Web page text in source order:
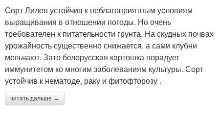
Сорт Лилея устойчив к неблагоприятным условиям
выращивания в отношении погоды. Но очень
требователен к питательности грунта. На скудных почвах
урожайность существенно снижается, а сами клубни
мельчают. Зато белорусская картошка порадует
иммунитетом ко многим заболеваниям культуры. Сорт
устойчив к нематоде, раку и фитофторозу .
читать дальше →